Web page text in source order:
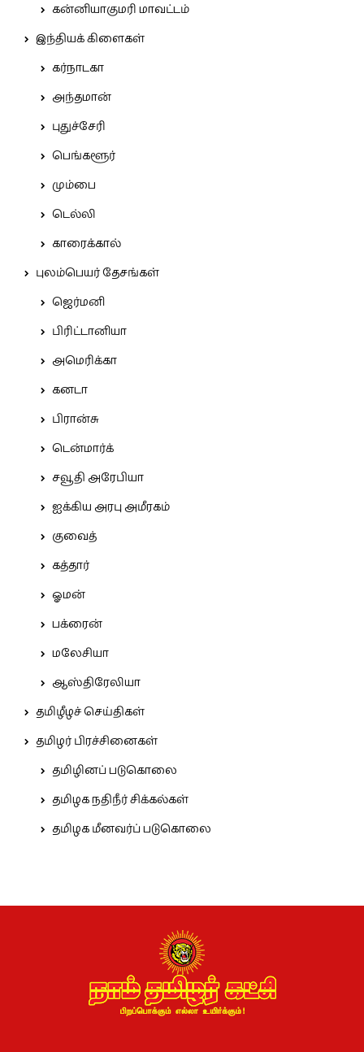
கன்னியாகுமரி மாவட்டம்
இந்தியக் கிளைகள்
கர்நாடகா
அந்தமான்
புதுச்சேரி
பெங்களூர்
மும்பை
டெல்லி
காரைக்கால்
புலம்பெயர் தேசங்கள்
ஜெர்மனி
பிரிட்டானியா
அமெரிக்கா
கனடா
பிரான்சு
டென்மார்க்
சவூதி அரேபியா
ஐக்கிய அரபு அமீரகம்
குவைத்
கத்தார்
ஓமன்
பக்ரைன்
மலேசியா
ஆஸ்திரேலியா
தமிழீழச் செய்திகள்
தமிழர் பிரச்சினைகள்
தமிழினப் படுகொலை
தமிழக நதிநீர் சிக்கல்கள்
தமிழக மீனவர்ப் படுகொலை